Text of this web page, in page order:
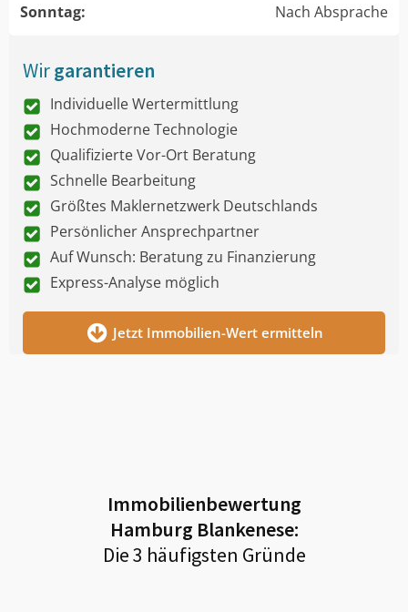
Sonntag:
Nach Absprache
Wirgarantieren
Individuelle Wertermittlung
Hochmoderne Technologie
Qualifizierte Vor-Ort Beratung
Schnelle Bearbeitung
Größtes Maklernetzwerk Deutschlands
Persönlicher Ansprechpartner
Auf Wunsch: Beratung zu Finanzierung
Express-Analyse möglich
Jetzt Immobilien-Wert ermitteln
Immobilienbewertung
Hamburg Blankenese:
Die 3 häufigsten Gründe